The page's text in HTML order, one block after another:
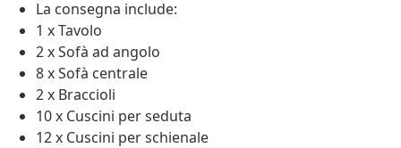
La consegna include:
1 x Tavolo
2 x Sofà ad angolo
8 x Sofà centrale
2 x Braccioli
10 x Cuscini per seduta
12 x Cuscini per schienale